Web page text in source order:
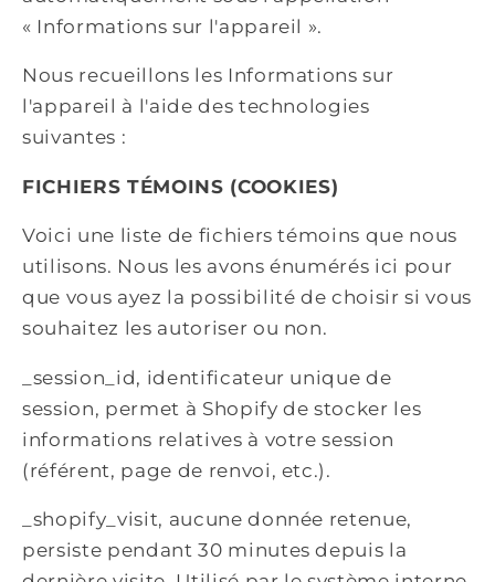
« Informations sur l'appareil ».
Nous recueillons les Informations sur
l'appareil à l'aide des technologies
suivantes :
FICHIERS TÉMOINS (COOKIES)
Voici une liste de fichiers témoins que nous
utilisons. Nous les avons énumérés ici pour
que vous ayez la possibilité de choisir si vous
souhaitez les autoriser ou non.
_session_id, identificateur unique de
session, permet à Shopify de stocker les
informations relatives à votre session
(référent, page de renvoi, etc.).
_shopify_visit, aucune donnée retenue,
persiste pendant 30 minutes depuis la